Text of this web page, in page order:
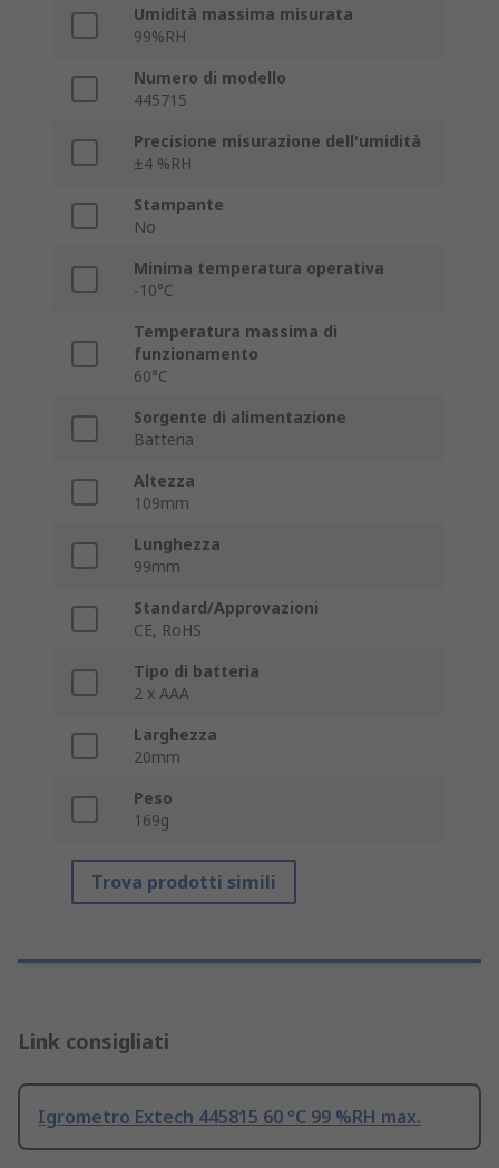
Umidità massima misurata
99%RH
Numero di modello
445715
Precisione misurazione dell'umidità
±4 %RH
Stampante
No
Minima temperatura operativa
-10°C
Temperatura massima di
funzionamento
60°C
Sorgente di alimentazione
Batteria
Altezza
109mm
Lunghezza
99mm
Standard/Approvazioni
CE, RoHS
Tipo di batteria
2 x AAA
Larghezza
20mm
Peso
169g
Trova prodotti simili
Link consigliati
Igrometro Extech 445815 60 °C 99 %RH max.